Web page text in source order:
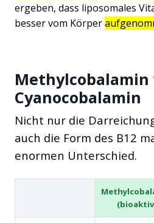
ergeben, dass liposomales
besservom Körper
Methylcobalamin
Cyanocobalamin
Nicht nur die
auch die Form des B12
enormen Unterschied.